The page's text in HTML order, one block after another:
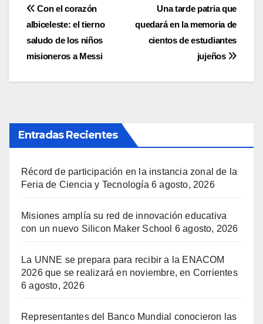
Navegación
de
entradas
Una tarde patria que
quedará en la memoria de
cientos de estudiantes
jujeños
Con el corazón
albiceleste: el tierno
saludo de los niños
misioneros a Messi
Entradas Recientes
Récord de participación en la instancia zonal de la
Feria de Ciencia y Tecnología 6 agosto, 2026
Misiones amplía su red de innovación educativa
con un nuevo Silicon Maker School 6 agosto, 2026
La UNNE se prepara para recibir a la ENACOM
2026 que se realizará en noviembre, en Corrientes
6 agosto, 2026
Representantes del Banco Mundial conocieron las